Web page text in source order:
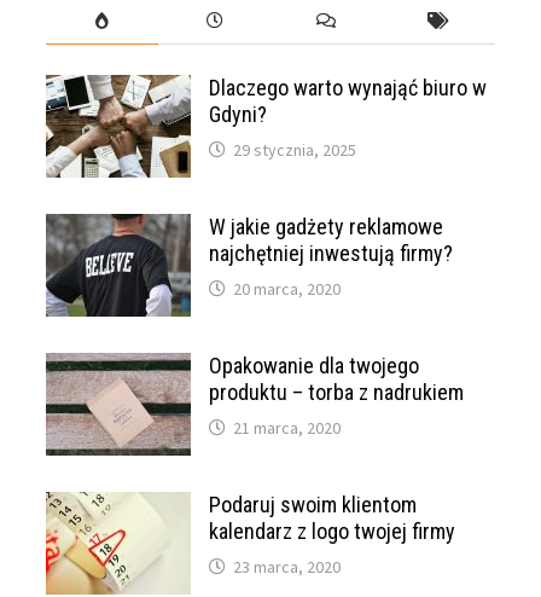
Dlaczego warto wynająć biuro w
Gdyni?
29 stycznia, 2025
W jakie gadżety reklamowe
najchętniej inwestują firmy?
20 marca, 2020
Opakowanie dla twojego
produktu – torba z nadrukiem
21 marca, 2020
Podaruj swoim klientom
kalendarz z logo twojej firmy
23 marca, 2020